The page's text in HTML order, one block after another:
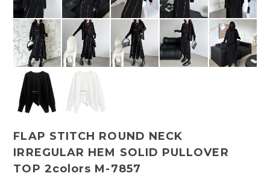
FLAP STITCH ROUND NECK
IRREGULAR HEM SOLID PULLOVER
TOP 2colors M-7857